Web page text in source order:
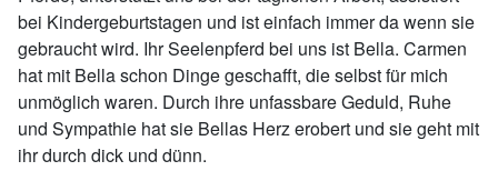
bei Kindergeburtstagen und ist einfach immer da wenn sie
gebraucht wird. Ihr Seelenpferd bei uns ist Bella. Carmen
hat mit Bella schon Dinge geschafft, die selbst für mich
unmöglich waren. Durch ihre unfassbare Geduld, Ruhe
und Sympathie hat sie Bellas Herz erobert und sie geht mit
ihr durch dick und dünn.